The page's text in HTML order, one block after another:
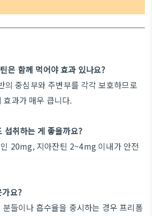
은 함께 먹어야 효과 있나요?
의 중심부와 주변부를 각각 보호하므로
효과가 매우 큽니다.
섭취하는 게 좋을까요?
20mg, 지아잔틴 2~4mg 이내가 안전
요?
들이나 흡수율을 중시하는 경우 프리폼